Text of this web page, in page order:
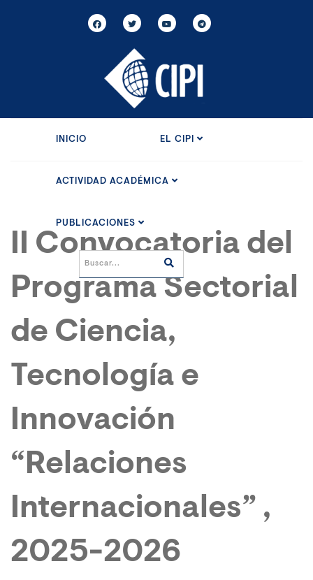
INICIO EL CIPI
ACTIVIDAD ACADÉMICA
PUBLICACIONES
II Convocatoria del
Programa Sectorial
de Ciencia,
Tecnología e
Innovación
“Relaciones
Internacionales” ,
2025-2026